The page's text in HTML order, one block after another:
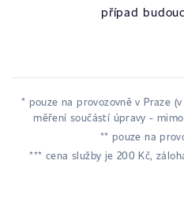
případ
* pouze na provozovně v Praze
měření součástí úpravy -
** pouze na
*** cena služby je 200 Kč,